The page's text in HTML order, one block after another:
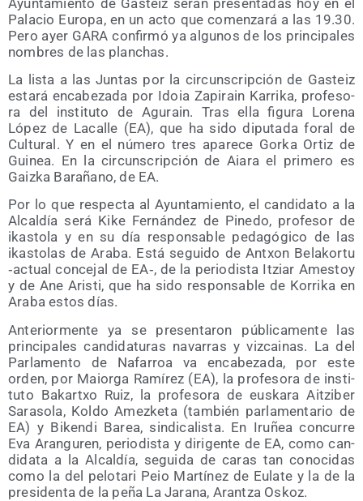
Pala­cio Euro­pa, en un acto que comen­za­rá a las 19.30.
Pero ayer GARA con­fir­mó ya algu­nos de los prin­ci­pa­les
nom­bres de las planchas.
La lis­ta a las Jun­tas por la cir­cuns­crip­ción de Gas­teiz
esta­rá enca­be­za­da por Idoia Zapi­rain Karri­ka, pro­fe­so­
ra del ins­ti­tu­to de Agu­rain. Tras ella figu­ra Lore­na
López de Laca­lle (EA), que ha sido dipu­tada foral de
Cul­tu­ral. Y en el núme­ro tres apa­re­ce Gor­ka Ortiz de
Gui­nea. En la cir­cuns­crip­ción de Aia­ra el pri­me­ro es
Gaiz­ka Bara­ñano, de EA.
Por lo que res­pec­ta al Ayun­ta­mien­to, el can­di­da­to a la
Alcal­día será Kike Fer­nán­dez de Pine­do, pro­fe­sor de
ikas­to­la y en su día res­pon­sa­ble peda­gó­gi­co de las
ikas­to­las de Ara­ba. Está segui­do de Antxon Bela­kor­tu
‑actual con­ce­jal de EA‑, de la perio­dis­ta Itziar Ames­toy
y de Ane Aris­ti, que ha sido res­pon­sa­ble de Korri­ka en
Ara­ba estos días.
Ante­rior­men­te ya se pre­sen­ta­ron públi­ca­men­te las
prin­ci­pa­les can­di­da­tu­ras nava­rras y viz­cai­nas. La del
Par­la­men­to de Nafa­rroa va enca­be­za­da, por este
orden, por Maior­ga Ramí­rez (EA), la pro­fe­so­ra de ins­ti­
tu­to Bakartxo Ruiz, la pro­fe­so­ra de eus­ka­ra Aitzi­ber
Sara­so­la, Kol­do Amez­ke­ta (tam­bién par­la­men­ta­rio de
EA) y Biken­di Barea, sin­di­ca­lis­ta. En Iru­ñea con­cu­rre
Eva Aran­gu­ren, perio­dis­ta y diri­gen­te de EA, como can­
di­da­ta a la Alcal­día, segui­da de caras tan cono­ci­das
como la del pelo­ta­ri Peio Mar­tí­nez de Eula­te y la de la
pre­si­den­ta de la peña La Jara­na, Aran­tza Oskoz.